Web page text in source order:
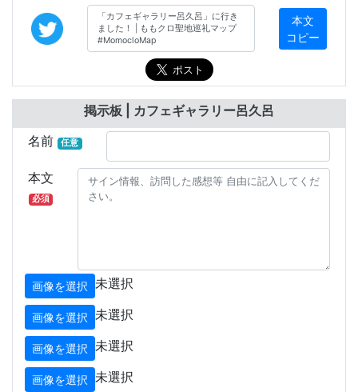
本文
コピー
掲示板 | カフェギャラリー呂久呂
名前
任意
本文
必須
画像を選択 未選択
画像を選択 未選択
画像を選択 未選択
画像を選択 未選択